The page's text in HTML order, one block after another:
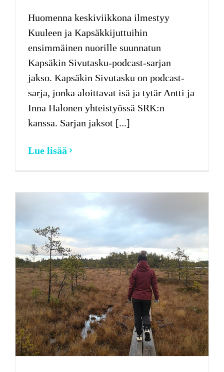
Huomenna keskiviikkona ilmestyy
Kuuleen ja Kapsäkkijuttuihin
ensimmäinen nuorille suunnatun
Kapsäkin Sivutasku-podcast-sarjan
jakso. Kapsäkin Sivutasku on podcast-
sarja, jonka aloittavat isä ja tytär Antti ja
Inna Halonen yhteistyössä SRK:n
kanssa. Sarjan jaksot [...]
Lue lisää